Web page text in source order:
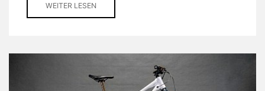
WEITER LESEN